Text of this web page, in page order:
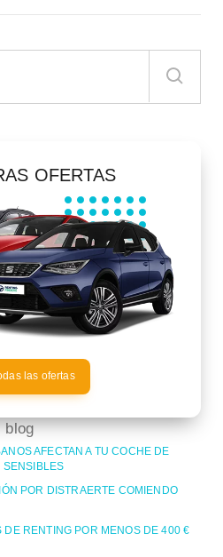
OFERTAS
las ofertas
blog
AFECTAN A TU COCHE DE
SENSIBLES
POR DISTRAERTE COMIENDO
DE RENTING POR MENOS DE 400 €